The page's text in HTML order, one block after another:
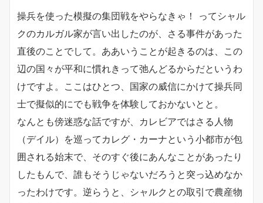
操兵を使った模擬の集団戦をやらなきゃ！ ってシャル
クのカルガル家が言い出したのが、さる事件があった
直後のことでして。ああいうことが起きるのは、この
辺の国々が平和に慣れきって弛んどるからだというわ
けですよ。ここはひとつ、国家の威信にかけて操兵同
士で擬似的にでも戦争を体験しておかないとと。
なんとも傍迷惑な話ですが、カレビアではさる人物
（デイル）を巡ってカレグ・カーナという小都市が包
囲される始末で、そのすぐ後にあんなことがあったり
したもんで、誰もそうじゃないだろうと突っ込めなか
ったわけです。逆らうと、シャルクとの取引で農産物